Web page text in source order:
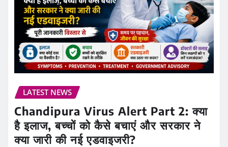
LATEST NEWS
Chandipura Virus Alert Part 2: क्या
है इलाज, बच्चों को कैसे बचाएं और सरकार ने
क्या जारी की नई एडवाइजरी?